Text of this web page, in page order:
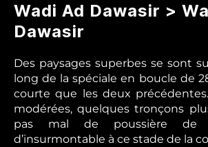
Wadi Ad Dawasir >
Dawasir
Des paysages superbes se sont
long de la spéciale en boucle de
courte que les deux
modérées, quelques tronçons
pas mal de poussière
d’insurmontable à ce stade de la